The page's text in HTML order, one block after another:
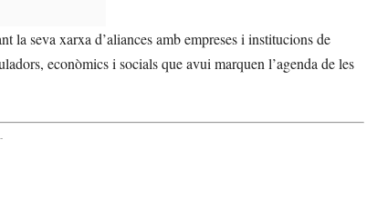
la seva xarxa d’aliances amb empreses i institucions de
econòmics i socials que avui marquen l’agenda de les